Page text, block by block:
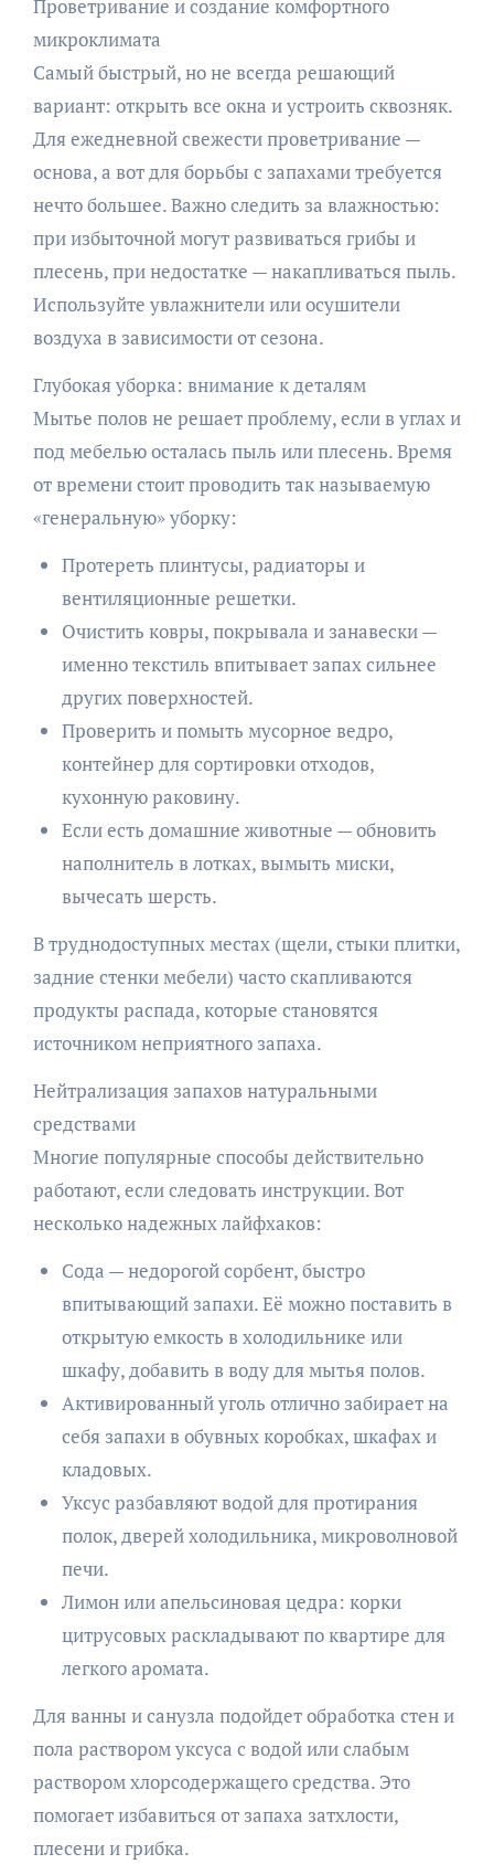
Проветривание и создание комфортного
микроклимата
Самый быстрый, но не всегда решающий
вариант: открыть все окна и устроить сквозняк.
Для ежедневной свежести проветривание —
основа, а вот для борьбы с запахами требуется
нечто большее. Важно следить за влажностью:
при избыточной могут развиваться грибы и
плесень, при недостатке — накапливаться пыль.
Используйте увлажнители или осушители
воздуха в зависимости от сезона.
Глубокая уборка: внимание к деталям
Мытье полов не решает проблему, если в углах и
под мебелью осталась пыль или плесень. Время
от времени стоит проводить так называемую
«генеральную» уборку:
Протереть плинтусы, радиаторы и
вентиляционные решетки.
Очистить ковры, покрывала и занавески —
именно текстиль впитывает запах сильнее
других поверхностей.
Проверить и помыть мусорное ведро,
контейнер для сортировки отходов,
кухонную раковину.
Если есть домашние животные — обновить
наполнитель в лотках, вымыть миски,
вычесать шерсть.
В труднодоступных местах (щели, стыки плитки,
задние стенки мебели) часто скапливаются
продукты распада, которые становятся
источником неприятного запаха.
Нейтрализация запахов натуральными
средствами
Многие популярные способы действительно
работают, если следовать инструкции. Вот
несколько надежных лайфхаков:
Сода — недорогой сорбент, быстро
впитывающий запахи. Её можно поставить в
открытую емкость в холодильнике или
шкафу, добавить в воду для мытья полов.
Активированный уголь отлично забирает на
себя запахи в обувных коробках, шкафах и
кладовых.
Уксус разбавляют водой для протирания
полок, дверей холодильника, микроволновой
печи.
Лимон или апельсиновая цедра: корки
цитрусовых раскладывают по квартире для
легкого аромата.
Для ванны и санузла подойдет обработка стен и
пола раствором уксуса с водой или слабым
раствором хлорсодержащего средства. Это
помогает избавиться от запаха затхлости,
плесени и грибка.